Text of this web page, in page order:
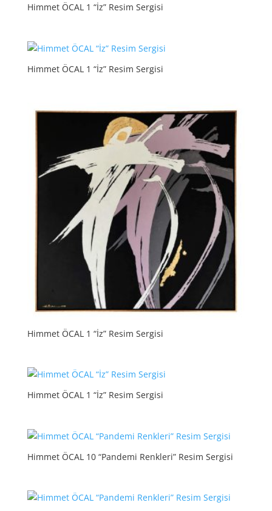
Himmet ÖCAL 1 “İz” Resim Sergisi
Himmet ÖCAL 1 “İz” Resim Sergisi
Himmet ÖCAL 1 “İz” Resim Sergisi
Himmet ÖCAL 1 “İz” Resim Sergisi
Himmet ÖCAL 10 “Pandemi Renkleri” Resim Sergisi